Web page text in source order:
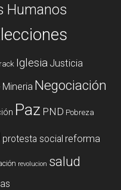
Humanos
Iglesia Justicia
Mineria Negociación
Paz PND Pobreza
protesta social reforma
revolucion salud